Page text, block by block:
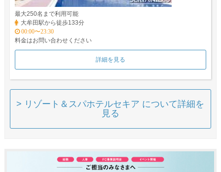
最大250名まで利用可能
大牟田駅から徒歩133分
00:00〜23:30
料金はお問い合わせください
詳細を見る
> リゾート＆スパホテルセキア について詳細を
見る